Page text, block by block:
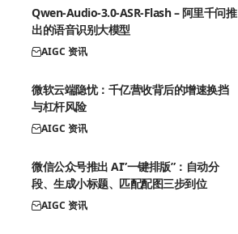
Qwen-Audio-3.0-ASR-Flash – 阿里千问推
出的语音识别大模型
AIGC 资讯
微软云端隐忧：千亿营收背后的增速换挡
与杠杆风险
AIGC 资讯
微信公众号推出 AI”一键排版”：自动分
段、生成小标题、匹配配图三步到位
AIGC 资讯